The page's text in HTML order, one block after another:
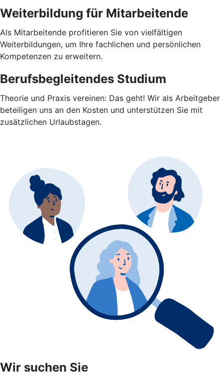
Weiterbildung für Mitarbeitende
Als Mitarbeitende profitieren Sie von vielfältigen
Weiterbildungen, um Ihre fachlichen und persönlichen
Kompetenzen zu erweitern.
Berufsbegleitendes Studium
Theorie und Praxis vereinen: Das geht! Wir als Arbeitgeber
beteiligen uns an den Kosten und unterstützen Sie mit
zusätzlichen Urlaubstagen.
Wir suchen Sie